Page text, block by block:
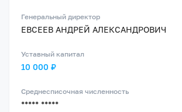
Генеральный директор
ЕВСЕЕВ АНДРЕЙ АЛЕКСАНДРОВИЧ
Уставный капитал
10 000 ₽
Среднесписочная численность
***** *****